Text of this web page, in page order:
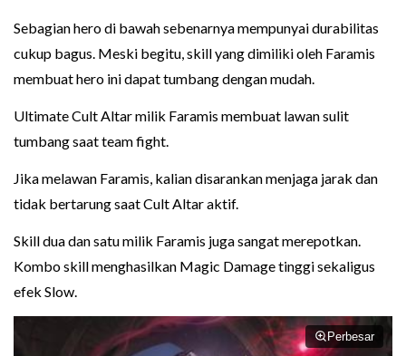
Sebagian hero di bawah sebenarnya mempunyai durabilitas
cukup bagus. Meski begitu, skill yang dimiliki oleh Faramis
membuat hero ini dapat tumbang dengan mudah.
Ultimate Cult Altar milik Faramis membuat lawan sulit
tumbang saat team fight.
Jika melawan Faramis, kalian disarankan menjaga jarak dan
tidak bertarung saat Cult Altar aktif.
Skill dua dan satu milik Faramis juga sangat merepotkan.
Kombo skill menghasilkan Magic Damage tinggi sekaligus
efek Slow.
Perbesar